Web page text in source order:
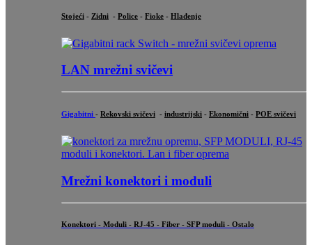
Stojeći - Zidni - Police - Fioke - Hlađenje
LAN mrežni svičevi
Gigabitni - Rekovski svičevi - industrijski - Ekonomični - POE svičevi
Mrežni konektori i moduli
Konektori - Moduli - RJ-45 - Fiber - SFP moduli - Ostalo